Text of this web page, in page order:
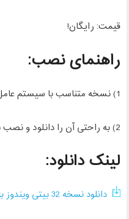
قیمت: رایگان!
راهنمای نصب:
1) نسخه متناسب با سیستم عامل خود را انتخاب کنید.
2) به راحتی آن را دانلود و نصب نمایید.
لینک دانلود:
دانلود نسخه 32 بیتی ویندوز با حجم 44 مگابایت